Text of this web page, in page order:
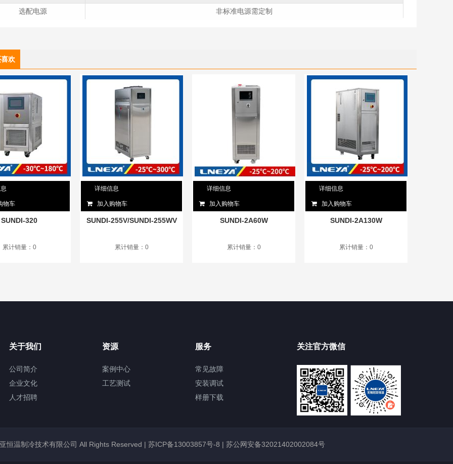
选配电源 非标准电源需定制
欢
物车
SUNDI-320
累计销量：0
详细信息
加入购物车
SUNDI-255V/SUNDI-255WV
累计销量：0
详细信息
加入购物车
SUNDI-2A60W
累计销量：0
详细信息
加入购物车
SUNDI-2A130W
累计销量：0
关于我们
公司简介
企业文化
人才招聘
资源
案例中心
工艺测试
服务
常见故障
安装调试
样册下载
关注官方微信
恒温制冷技术有限公司 All Rights Reserved | 苏ICP备13003857号-8 | 苏公网安备32021402002084号